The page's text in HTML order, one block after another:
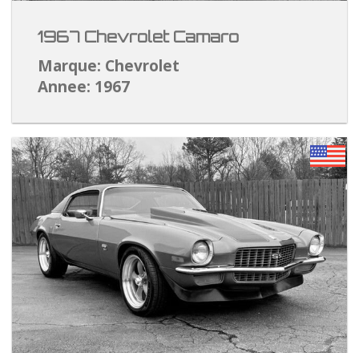
1967 Chevrolet Camaro
Marque: Chevrolet
Annee: 1967